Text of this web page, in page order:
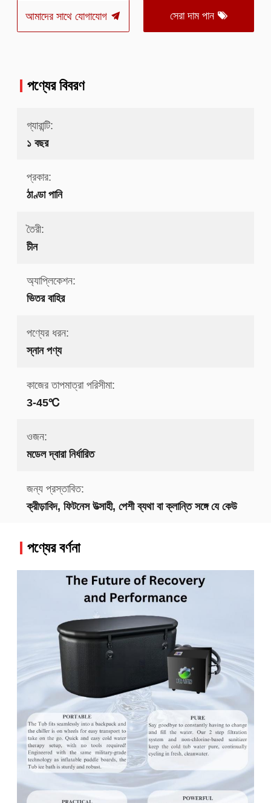
আমাদের সাথে যোগাযোগ সেরা দাম পান
পণ্যের বিবরণ
গ্যারান্টি:
১ বছর
প্রকার:
ঠাণ্ডা পানি
তৈরী:
চীন
অ্যাপ্লিকেশন:
ভিতর বাহির
পণ্যের ধরন:
স্নান পণ্য
কাজের তাপমাত্রা পরিসীমা:
3-45℃
ওজন:
মডেল দ্বারা নির্ধারিত
জন্য প্রস্তাবিত:
ক্রীড়াবিদ, ফিটনেস উত্সাহী, পেশী ব্যথা বা ক্লান্তি সঙ্গে যে কেউ
পণ্যের বর্ণনা